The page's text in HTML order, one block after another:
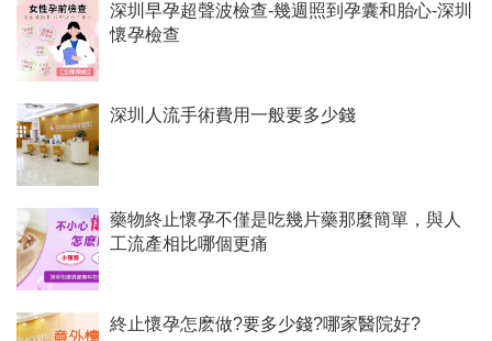
深圳早孕超聲波檢查-幾週照到孕囊和胎心-深圳
懷孕檢查
深圳人流手術費用一般要多少錢
藥物終止懷孕不僅是吃幾片藥那麼簡單，與人
工流產相比哪個更痛
終止懷孕怎麽做?要多少錢?哪家醫院好?